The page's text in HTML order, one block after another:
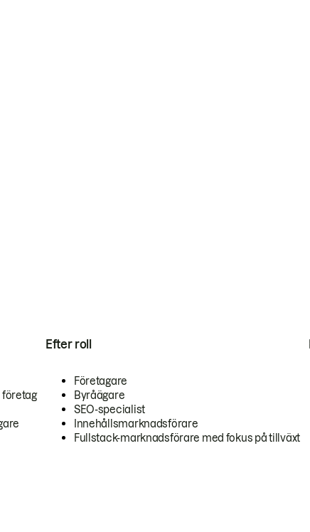
företag
Efter roll
Företagare
Byråägare
SEO-specialist
Innehållsmarknadsförare
Fullstack-marknadsförare med fokus på tillväxt